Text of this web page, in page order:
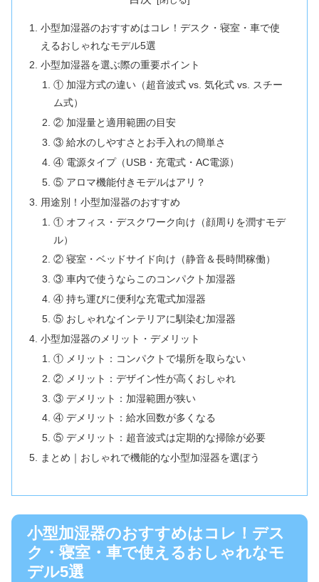
小型加湿器のおすすめはコレ！デスク・寝室・車で使
えるおしゃれなモデル5選
小型加湿器を選ぶ際の重要ポイント
① 加湿方式の違い（超音波式 vs. 気化式 vs. スチー
ム式）
② 加湿量と適用範囲の目安
③ 給水のしやすさとお手入れの簡単さ
④ 電源タイプ（USB・充電式・AC電源）
⑤ アロマ機能付きモデルはアリ？
用途別！小型加湿器のおすすめ
① オフィス・デスクワーク向け（顔周りを潤すモデ
ル）
② 寝室・ベッドサイド向け（静音＆長時間稼働）
③ 車内で使うならこのコンパクト加湿器
④ 持ち運びに便利な充電式加湿器
⑤ おしゃれなインテリアに馴染む加湿器
小型加湿器のメリット・デメリット
① メリット：コンパクトで場所を取らない
② メリット：デザイン性が高くおしゃれ
③ デメリット：加湿範囲が狭い
④ デメリット：給水回数が多くなる
⑤ デメリット：超音波式は定期的な掃除が必要
まとめ｜おしゃれで機能的な小型加湿器を選ぼう
小型加湿器のおすすめはコレ！デス
ク・寝室・車で使えるおしゃれなモ
デル5選